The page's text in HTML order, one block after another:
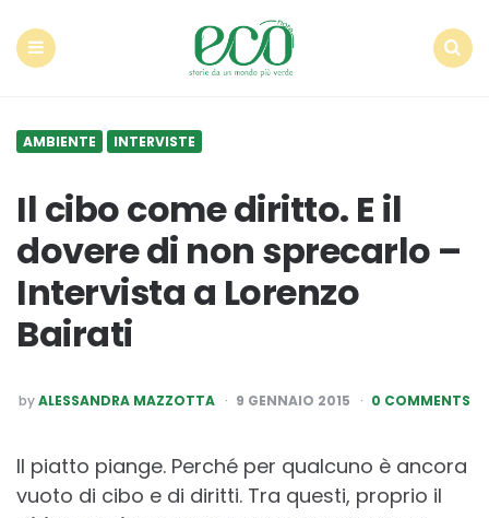
AMBIENTE INTERVISTE
Il cibo come diritto. E il
dovere di non sprecarlo –
Intervista a Lorenzo
Bairati
POSTED
BY
byALESSANDRA MAZZOTTA 9 GENNAIO 2015 0 COMMENTS
Il piatto piange. Perché per qualcuno è ancora
vuoto di cibo e di diritti. Tra questi, proprio il